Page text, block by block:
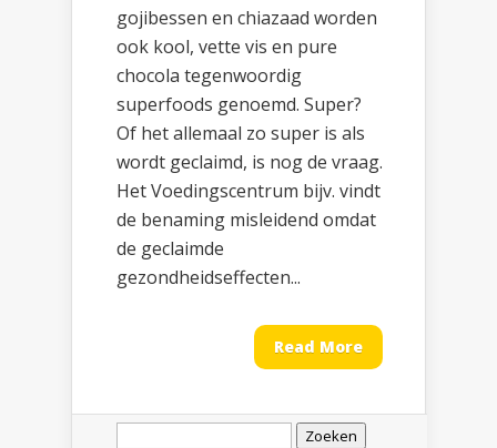
gojibessen en chiazaad worden
ook kool, vette vis en pure
chocola tegenwoordig
superfoods genoemd. Super?
Of het allemaal zo super is als
wordt geclaimd, is nog de vraag.
Het Voedingscentrum bijv. vindt
de benaming misleidend omdat
de geclaimde
gezondheidseffecten...
Read More
Zoeken